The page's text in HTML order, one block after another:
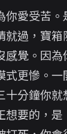
你愛受苦
就過，寶
感覺。因為
式更慘。
十分鐘你就
想要的，